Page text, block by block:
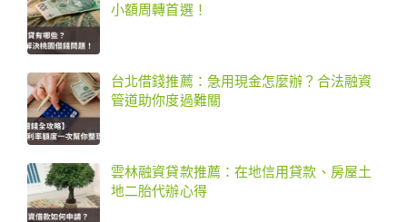
小額周轉首選！
台北借錢推薦：急用現金怎麼辦？合法融資
管道助你度過難關
雲林融資貸款推薦：在地信用貸款、房屋土
地二胎代辦心得